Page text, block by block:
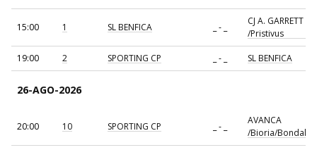
15:00 1 SL BENFICA _ - _
CJ A. GARRETT
/Pristivus
19:00 2 SPORTING CP _ - _ SL BENFICA
26-AGO-2026
20:00 10 SPORTING CP _ - _
AVANCA
/Bioria/Bondalti